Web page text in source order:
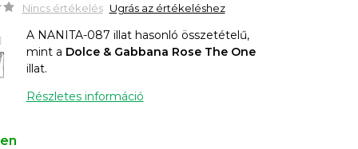
Nincs értékelés Ugrás az értékeléshez
A NANITA-087 illat hasonló összetételű,
mint a Dolce & Gabbana Rose The One
illat.
Részletes információ